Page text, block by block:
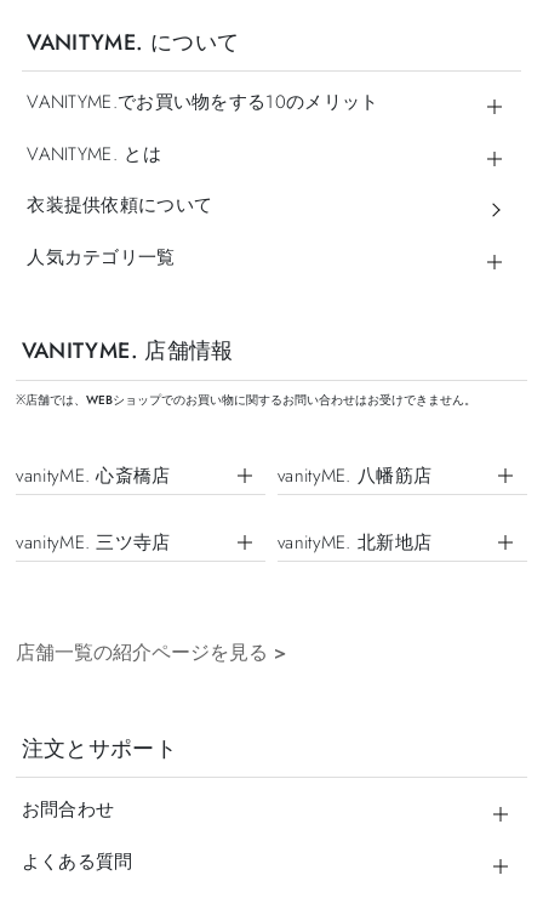
VANITYME. について
VANITYME.でお買い物をする10のメリット
VANITYME. とは
衣装提供依頼について
人気カテゴリ一覧
VANITYME. 店舗情報
※店舗では、WEBショップでのお買い物に関するお問い合わせはお受けできません。
vanityME. 心斎橋店 vanityME. 八幡筋店
vanityME. 三ツ寺店 vanityME. 北新地店
店舗一覧の紹介ページを見る >
注文とサポート
お問合わせ
よくある質問